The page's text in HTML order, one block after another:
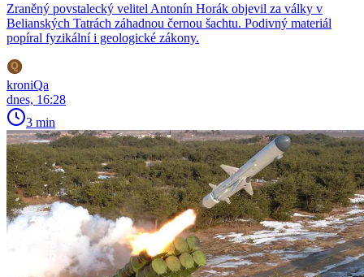
Zraněný povstalecký velitel Antonín Horák objevil za války v
Belianských Tatrách záhadnou černou šachtu. Podivný materiál
popíral fyzikální i geologické zákony.
kroniQa
dnes, 16:28
3 min